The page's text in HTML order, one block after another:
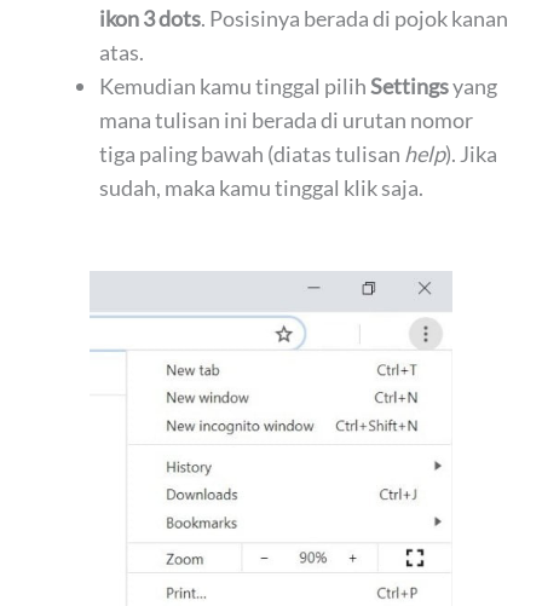
ikon 3 dots. Posisinya berada di pojok kanan
atas.
Kemudian kamu tinggal pilihSettingsyang
mana tulisan ini berada di urutan nomor
tiga paling bawah (diatas tulisan help). Jika
sudah, maka kamu tinggal klik saja.